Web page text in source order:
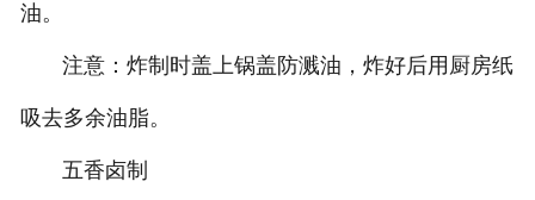
油。
注意：炸制时盖上锅盖防溅油，炸好后用厨房纸
吸去多余油脂。
五香卤制